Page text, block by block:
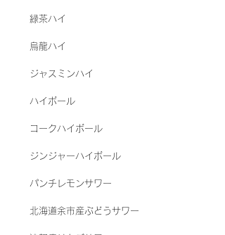
​緑茶ハイ
烏龍ハイ
ジャスミンハイ
ハイボール
コークハイボール
ジンジャーハイボール
パンチレモンサワー
北海道余市産ぶどうサワー